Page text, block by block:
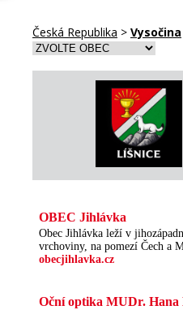
Česká Republika > Vysočina
OBEC Jihlávka
Obec Jihlávka leží v
vrchoviny, na pomezí Čech a
obecjihlavka.cz
Oční optika MUDr. Hana